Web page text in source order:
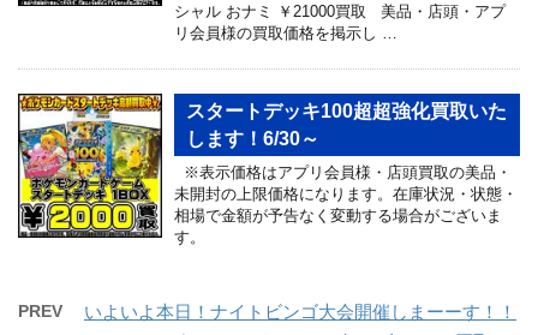
シャル おナミ ￥21000買取 美品・店頭・アプ
リ会員様の買取価格を掲示し …
スタートデッキ100超超強化買取いた
します！6/30～
※表示価格はアプリ会員様・店頭買取の美品・
未開封の上限価格になります。在庫状況・状態・
相場で金額が予告なく変動する場合がございま
す。
PREV いよいよ本日！ナイトビンゴ大会開催しまーーす！！